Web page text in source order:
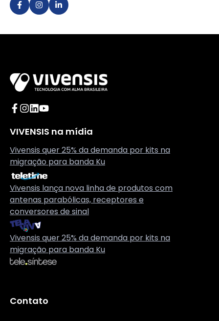
Acesse o Facebook da Vivensis
Acesse o Instagram da Vivensis
Acesse o LinkedIn da Vivensis
Acesse o Facebook da Vivensis
Acesse o Instagram da Vivensis
Acesse o LinkedIn da Vivensis
Acesse o YouTube da Vivensis
VIVENSIS na mídia
Vivensis quer 25% da demanda por kits na
migração para banda Ku
Vivensis lança nova linha de produtos com
antenas parabólicas, receptores e
conversores de sinal
Vivensis quer 25% da demanda por kits na
migração para banda Ku
Contato